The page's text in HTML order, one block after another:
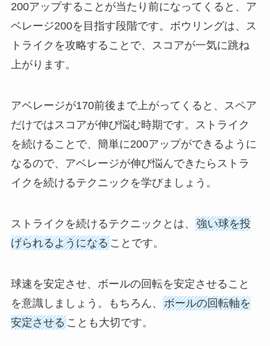
200アップすることが当たり前になってくると、ア
ベレージ200を目指す段階です。ボウリングは、ス
トライクを攻略することで、スコアが一気に跳ね
上がります。
アベレージが170前後まで上がってくると、スペア
だけではスコアが伸び悩む時期です。ストライク
を続けることで、簡単に200アップができるように
なるので、アベレージが伸び悩んできたらストラ
イクを続けるテクニックを学びましょう。
ストライクを続けるテクニックとは、 強い球を投
げられるようになることです。
球速を安定させ、ボールの回転を安定させること
を意識しましょう。もちろん、 ボールの回転軸を
安定させることも大切です。